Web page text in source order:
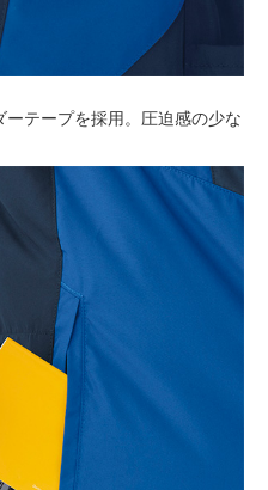
テープを採用。圧迫感の少な